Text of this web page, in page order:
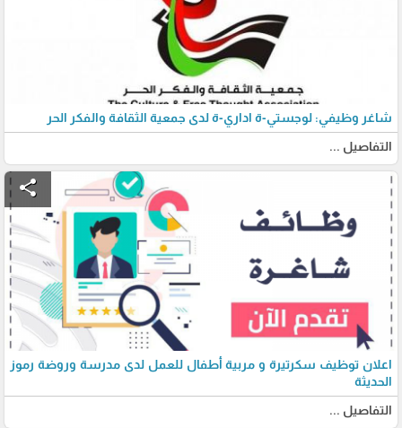
شاغر وظيفي: لوجستي-ة اداري-ة لدى جمعية الثقافة والفكر الحر
التفاصيل ...
share
اعلان توظيف سكرتيرة و مربية أطفال للعمل لدى مدرسة وروضة رموز
الحديثة
التفاصيل ...